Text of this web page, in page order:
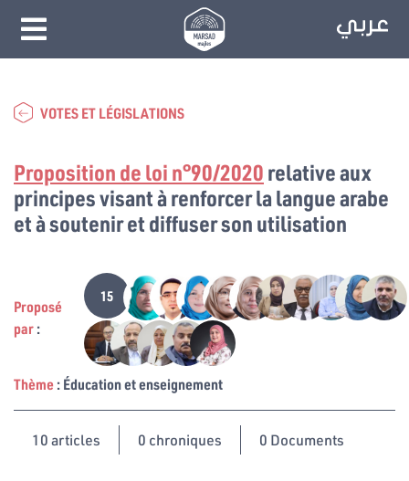
VOTES ET LÉGISLATIONS
Proposition de loi n°90/2020relative aux
principes visant à renforcer la langue arabe
et à soutenir et diffuser son utilisation
Proposé
par:
15
Thème: Éducation et enseignement
10articles 0 chroniques 0 Documents